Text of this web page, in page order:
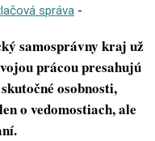
správa -
samosprávny kraj už
prácou presahujú
osobnosti,
o vedomostiach, ale